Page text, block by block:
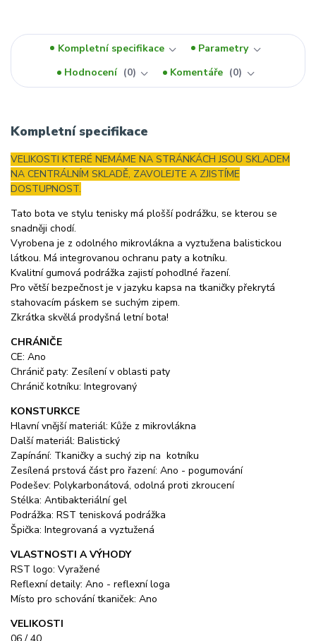
Kompletní specifikace
Parametry
Hodnocení
0 Komentáře 0
Kompletní specifikace
VELIKOSTI KTERÉ NEMÁME NA STRÁNKÁCH JSOU SKLADEM
NA CENTRÁLNÍM SKLADĚ, ZAVOLEJTE A ZJISTÍME
DOSTUPNOST.
Tato bota ve stylu tenisky má plošší podrážku, se kterou se
snadněji chodí.
Vyrobena je z odolného mikrovlákna a vyztužena balistickou
látkou. Má integrovanou ochranu paty a kotníku.
Kvalitní gumová podrážka zajistí pohodlné řazení.
Pro větší bezpečnost je v jazyku kapsa na tkaničky překrytá
stahovacím páskem se suchým zipem.
Zkrátka skvělá prodyšná letní bota!
CHRÁNIČE
CE: Ano
Chránič paty: Zesílení v oblasti paty
Chránič kotníku: Integrovaný
KONSTURKCE
Hlavní vnější materiál: Kůže z mikrovlákna
Další materiál: Balistický
Zapínání: Tkaničky a suchý zip na kotníku
Zesílená prstová část pro řazení: Ano - pogumování
Podešev: Polykarbonátová, odolná proti zkroucení
Stélka: Antibakteriální gel
Podrážka: RST tenisková podrážka
Špička: Integrovaná a vyztužená
VLASTNOSTI A VÝHODY
RST logo: Vyražené
Reflexní detaily: Ano - reflexní loga
Místo pro schování tkaniček: Ano
VELIKOSTI